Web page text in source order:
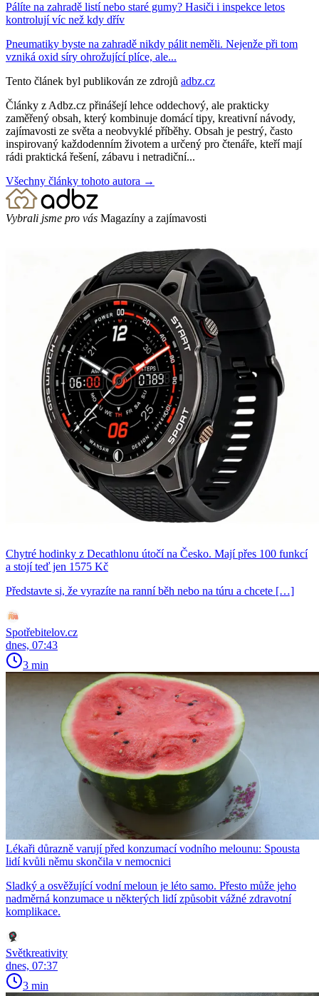
Pálíte na zahradě listí nebo staré gumy? Hasiči i inspekce letos
kontrolují víc než kdy dřív
Pneumatiky byste na zahradě nikdy pálit neměli. Nejenže při tom
vzniká oxid síry ohrožující plíce, ale...
Tento článek byl publikován ze zdrojů adbz.cz
Články z Adbz.cz přinášejí lehce oddechový, ale prakticky
zaměřený obsah, který kombinuje domácí tipy, kreativní návody,
zajímavosti ze světa a neobvyklé příběhy. Obsah je pestrý, často
inspirovaný každodenním životem a určený pro čtenáře, kteří mají
rádi praktická řešení, zábavu i netradiční...
Všechny články tohoto autora →
Vybrali jsme pro vás Magazíny a zajímavosti
Chytré hodinky z Decathlonu útočí na Česko. Mají přes 100 funkcí
a stojí teď jen 1575 Kč
Představte si, že vyrazíte na ranní běh nebo na túru a chcete […]
Spotřebitelov.cz
dnes, 07:43
3 min
Lékaři důrazně varují před konzumací vodního melounu: Spousta
lidí kvůli němu skončila v nemocnici
Sladký a osvěžující vodní meloun je léto samo. Přesto může jeho
nadměrná konzumace u některých lidí způsobit vážné zdravotní
komplikace.
Světkreativity
dnes, 07:37
3 min